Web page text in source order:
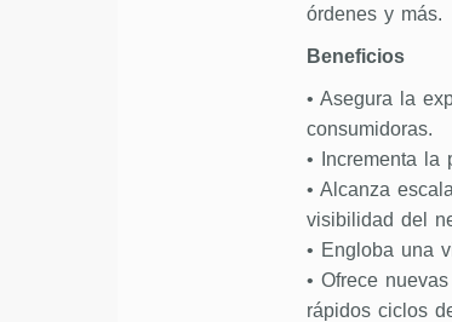
órdenes y más.
Beneficios
• Asegura la
consumidoras.
• Incrementa la
• Alcanza
visibilidad del
• Engloba una
• Ofrece
rápidos ciclos